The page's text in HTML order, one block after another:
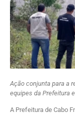
Ação conjunta para a
equipes da Prefeitura
A Prefeitura de Cabo